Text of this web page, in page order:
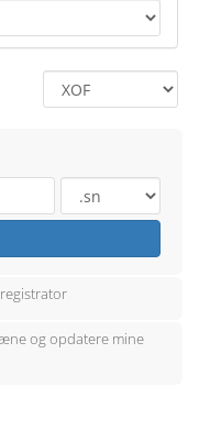
og opdatere mine